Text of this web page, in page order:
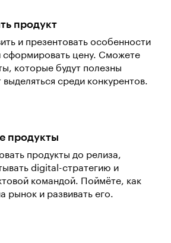
продукт
и презентовать особенности
сформировать цену. Сможете
которые будут полезны
выделяться среди конкурентов.
продукты
продукты до релиза,
digital-стратегию и
командой. Поймёте, как
рынок и развивать его.